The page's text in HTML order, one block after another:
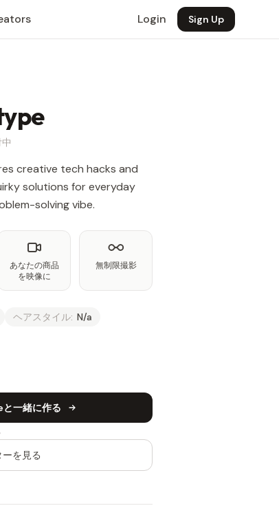
Login Sign Up
creative tech hacks and
solutions for everyday
solving vibe.
あなたの商品
を映像に
無制限撮影
ヘアスタイル: N/a
一緒に作る
を見る